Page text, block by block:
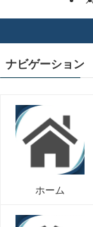
ナビゲーション
ホーム